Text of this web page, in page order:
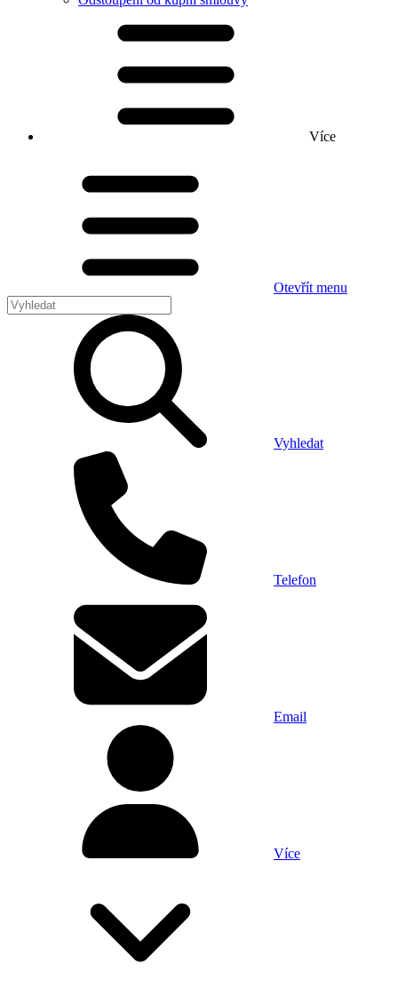
Více
Otevřít menu
Vyhledat
Telefon
Email
Více